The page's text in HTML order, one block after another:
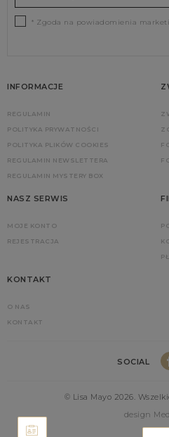
* Zgoda na powiadomienia
INFORMACJE
REGULAMIN
POLITYKA PRYWATNOŚCI
POLITYKA PLIKÓW COOKIES
REGULAMIN NEWSLETTERA
REGULAMIN MYSTERY BOX
NASZ SERWIS
MOJE KONTO
REJESTRACJA
KONTAKT
O NAS
KONTAKT
SOCIAL
© Lisa Mayo 2026.
design